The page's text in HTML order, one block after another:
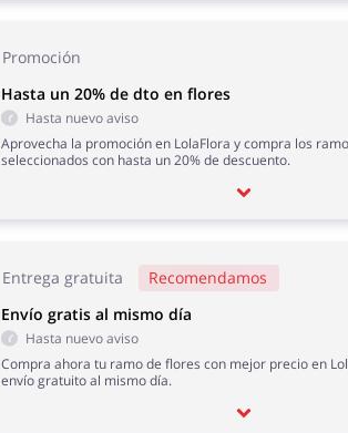
Promoción
Hasta un 20% de dto en flores
Aprovecha la promoción en LolaFlora y compra los
seleccionados con hasta un 20% de descuento.
Hasta nuevo aviso
Entrega gratuita
Recomendamos
Envío gratis al mismo día
Compra ahora tu ramo de flores con mejor precio en
envío gratuito al mismo día.
Hasta nuevo aviso